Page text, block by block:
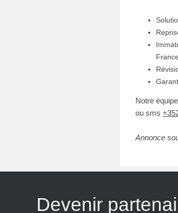
Notre
ou sms
Annonce
Devenir